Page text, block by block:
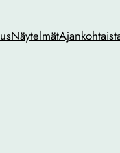
Näytelmät